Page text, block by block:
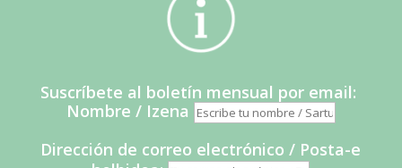
Suscríbete al boletín mensual por email:
Nombre / Izena
Dirección de correo electrónico / Posta-e